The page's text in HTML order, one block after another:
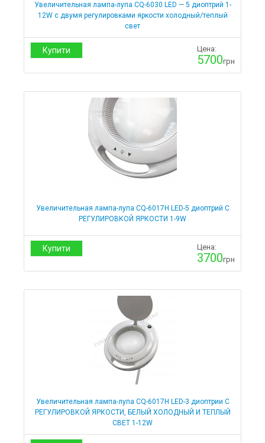
Инфракрасные термометры
Ингаляторы
Косметологическое оборудование
Лампы-лупы для маникюра
Лампы-лупы для педикюра
Лампы-лупы для косметолога
Лампы-лупы для дерматолога
Лампы-лупы для тату мастера
Портативные аппараты
Кушетки
Комплекты со стульчиками
Кресла-кушетки для тату салонов
Кушетки для косметолога
Кушетки для массажа
Кушетки для наращивания ресниц
Кушетки для салонов красоты
Кушетки для шугаринга
Оборудование для маникюра и педикюра
Вытяжки
Вытяжки для маникюра
Вытяжки для педикюра
Тележки
Увеличительная лампа-лупа CQ-6030 LED — 5 диоптрий 1-
12W с двумя регулировками яркости холодный/теплый
свет
Купити Цена:
5700грн
Увеличительная лампа-лупа CQ-6017Н LED-5 диоптрий С
РЕГУЛИРОВКОЙ ЯРКОСТИ 1-9W
Купити Цена:
3700грн
Увеличительная лампа-лупа CQ-6017Н LED-3 диоптрии С
РЕГУЛИРОВКОЙ ЯРКОСТИ, БЕЛЫЙ ХОЛОДНЫЙ И ТЕПЛЫЙ
СВЕТ 1-12W